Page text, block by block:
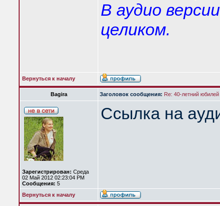
В аудио
целиком.
Вернуться к началу
Bagira Заголовок сообщения: Re: 40-летний
Зарегистрирован: Среда
02 Май 2012 02:23:04 PM
Сообщения: 5
Ссылка на
Вернуться к началу